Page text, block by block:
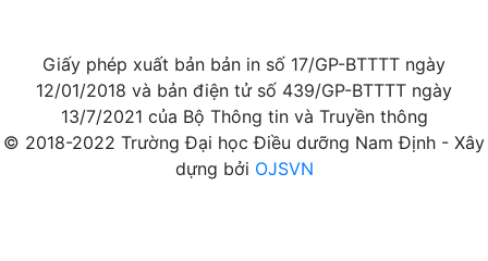
Giấy phép xuất bản bản in số 17/GP-BTTTT ngày
12/01/2018 và bản điện tử số 439/GP-BTTTT ngày
13/7/2021 của Bộ Thông tin và Truyền thông
© 2018-2022 Trường Đại học Điều dưỡng Nam Định - Xây
dựng bởi OJSVN